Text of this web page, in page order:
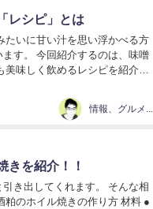
レシピ」とは
たいに甘い汁を思い浮かべる方
す。 今回紹介するのは、味噌
味しく飲めるレシピを紹介し
きを紹介！！
き出してくれます。 そんな相
粕のホイル焼きの作り方 材料 ●